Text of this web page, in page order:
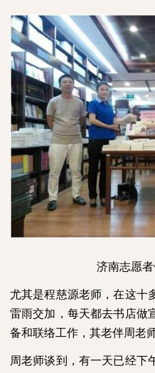
济南志愿
尤其是程慈源老师，在这十
雷雨交加，每天都去书店做
备和联络工作，其老伴周老
周老师谈到，有一天已经下